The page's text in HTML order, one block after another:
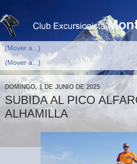
DOMINGO, 1 DE JUNIO DE 2025
SUBIDA AL PICO
ALHAMILLA